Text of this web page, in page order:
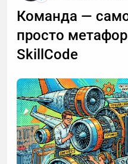
Команда —
просто
SkillCode